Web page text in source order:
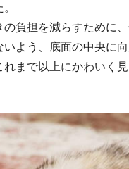
の負担を減らすために
よう、底面の中央に
まで以上にかわいく